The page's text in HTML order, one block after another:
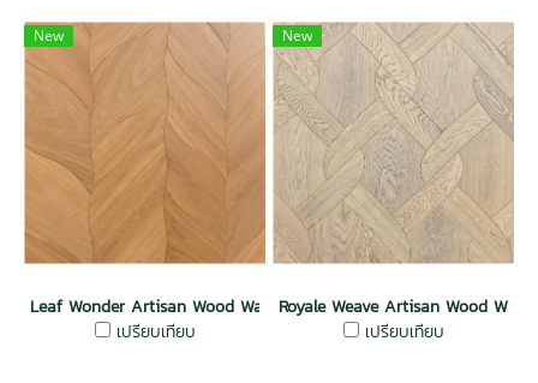
New
Leaf Wonder Artisan Wood Wall
เปรียบเทียบ
New
Royale Weave Artisan Wood Wall
เปรียบเทียบ